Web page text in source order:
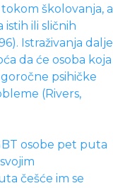
školovanja, a
istih ili sličnih
Istraživanja dalje
da će osoba koja
psihičke
(Rivers,
osobe pet puta
češće im se